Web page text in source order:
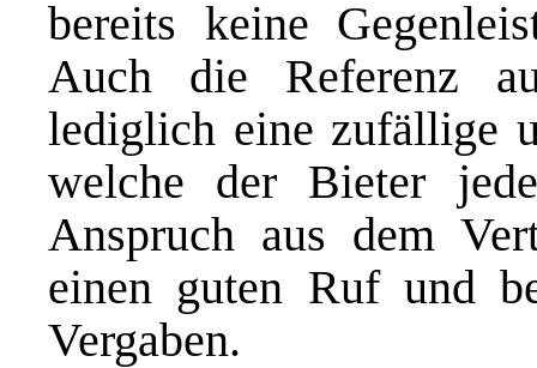
bereits keine
Auch die Referenz
lediglich eine zufällige
welche der Bieter
Anspruch aus dem
einen guten Ruf und
Vergaben.